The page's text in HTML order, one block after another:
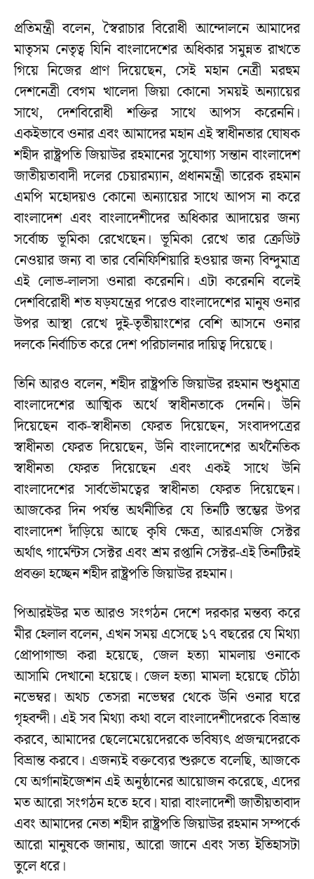
প্রতিমন্ত্রী বলেন, স্বৈরাচার বিরোধী আন্দোলনে আমাদের
মাতৃসম নেতৃত্ব যিনি বাংলাদেশের অধিকার সমুন্নত রাখতে
গিয়ে নিজের প্রাণ দিয়েছেন, সেই মহান নেত্রী মরহুম
দেশনেত্রী বেগম খালেদা জিয়া কোনো সময়ই অন্যায়ের
সাথে, দেশবিরোধী শক্তির সাথে আপস করেননি।
একইভাবে ওনার এবং আমাদের মহান এই স্বাধীনতার ঘোষক
শহীদ রাষ্ট্রপতি জিয়াউর রহমানের সুযোগ্য সন্তান বাংলাদেশ
জাতীয়তাবাদী দলের চেয়ারম্যান, প্রধানমন্ত্রী তারেক রহমান
এমপি মহোদয়ও কোনো অন্যায়ের সাথে আপস না করে
বাংলাদেশ এবং বাংলাদেশীদের অধিকার আদায়ের জন্য
সর্বোচ্চ ভূমিকা রেখেছেন। ভূমিকা রেখে তার ক্রেডিট
নেওয়ার জন্য বা তার বেনিফিশিয়ারি হওয়ার জন্য বিন্দুমাত্র
এই লোভ-লালসা ওনারা করেননি। এটা করেননি বলেই
দেশবিরোধী শত ষড়যন্ত্রের পরেও বাংলাদেশের মানুষ ওনার
উপর আস্থা রেখে দুই-তৃতীয়াংশের বেশি আসনে ওনার
দলকে নির্বাচিত করে দেশ পরিচালনার দায়িত্ব দিয়েছে।
তিনি আরও বলেন, শহীদ রাষ্ট্রপতি জিয়াউর রহমান শুধুমাত্র
বাংলাদেশের আত্মিক অর্থে স্বাধীনতাকে দেননি। উনি
দিয়েছেন বাক-স্বাধীনতা ফেরত দিয়েছেন, সংবাদপত্রের
স্বাধীনতা ফেরত দিয়েছেন, উনি বাংলাদেশের অর্থনৈতিক
স্বাধীনতা ফেরত দিয়েছেন এবং একই সাথে উনি
বাংলাদেশের সার্বভৌমত্বের স্বাধীনতা ফেরত দিয়েছেন।
আজকের দিন পর্যন্ত অর্থনীতির যে তিনটি স্তম্ভের উপর
বাংলাদেশ দাঁড়িয়ে আছে কৃষি ক্ষেত্র, আরএমজি সেক্টর
অর্থাৎ গার্মেন্টস সেক্টর এবং শ্রম রপ্তানি সেক্টর-এই তিনটিরই
প্রবক্তা হচ্ছেন শহীদ রাষ্ট্রপতি জিয়াউর রহমান।
পিআরইউর মত আরও সংগঠন দেশে দরকার মন্তব্য করে
মীর হেলাল বলেন, এখন সময় এসেছে ১৭ বছরের যে মিথ্যা
প্রোপাগান্ডা করা হয়েছে, জেল হত্যা মামলায় ওনাকে
আসামি দেখানো হয়েছে। জেল হত্যা মামলা হয়েছে চৌঠা
নভেম্বর। অথচ তেসরা নভেম্বর থেকে উনি ওনার ঘরে
গৃহবন্দী। এই সব মিথ্যা কথা বলে বাংলাদেশীদেরকে বিভ্রান্ত
করবে, আমাদের ছেলেমেয়েদেরকে ভবিষ্যৎ প্রজন্মদেরকে
বিভ্রান্ত করবে। এজন্যই বক্তব্যের শুরুতে বলেছি, আজকে
যে অর্গানাইজেশন এই অনুষ্ঠানের আয়োজন করেছে, এদের
মত আরো সংগঠন হতে হবে। যারা বাংলাদেশী জাতীয়তাবাদ
এবং আমাদের নেতা শহীদ রাষ্ট্রপতি জিয়াউর রহমান সম্পর্কে
আরো মানুষকে জানায়, আরো জানে এবং সত্য ইতিহাসটা
তুলে ধরে।